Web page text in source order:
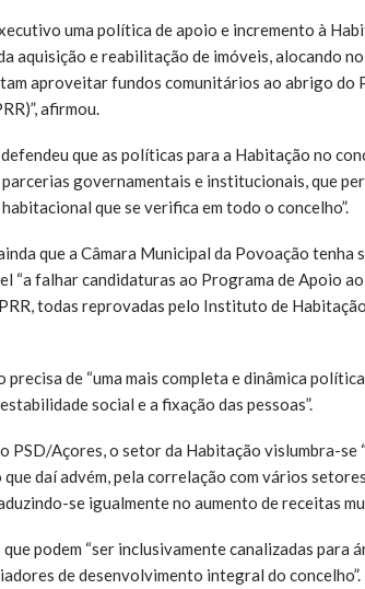
uma política de apoio e incremento à
aquisição e reabilitação de imóveis, alocando no
aproveitar fundos comunitários ao abrigo do
afirmou.
que as políticas para a Habitação no
parcerias governamentais e institucionais, que
que se verifica em todo o concelho”.
que a Câmara Municipal da Povoação tenha
“a falhar candidaturas ao Programa de Apoio
todas reprovadas pelo Instituto de
precisa de “uma mais completa e dinâmica política
social e a fixação das pessoas”.
PSD/Açores, o setor da Habitação vislumbra-se
daí advém, pela correlação com vários setores
se igualmente no aumento de receitas
podem “ser inclusivamente canalizadas para
de desenvolvimento integral do concelho”.